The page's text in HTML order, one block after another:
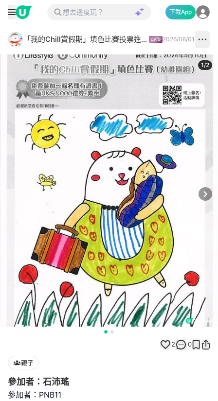
下載App
「我的Chill賞假期」填色比賽投票進行中✅ 2026/06/01
1/2
2 0
親子
參加者：石沛瑤
參加者：PNB11